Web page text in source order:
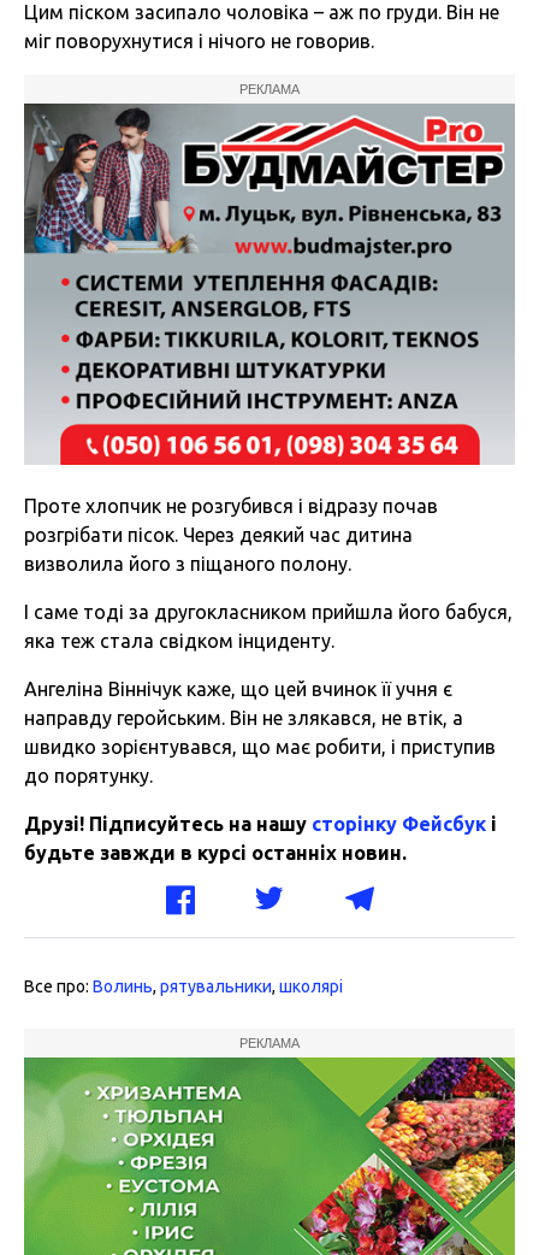
Цим піском засипало чоловіка – аж по груди. Він не
міг поворухнутися і нічого не говорив.
РЕКЛАМА
Проте хлопчик не розгубився і відразу почав
розгрібати пісок. Через деякий час дитина
визволила його з піщаного полону.
І саме тоді за другокласником прийшла його бабуся,
яка теж стала свідком інциденту.
Ангеліна Віннічук каже, що цей вчинок її учня є
направду геройським. Він не злякався, не втік, а
швидко зорієнтувався, що має робити, і приступив
до порятунку.
Друзі! Підписуйтесь на нашу сторінку Фейсбук і
будьте завжди в курсі останніх новин.
Все про: Волинь, рятувальники, школярі
РЕКЛАМА